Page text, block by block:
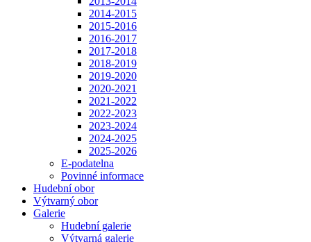
2014-2015
2015-2016
2016-2017
2017-2018
2018-2019
2019-2020
2020-2021
2021-2022
2022-2023
2023-2024
2024-2025
2025-2026
E-podatelna
Povinné informace
Hudební obor
Výtvarný obor
Galerie
Hudební galerie
Výtvarná galerie